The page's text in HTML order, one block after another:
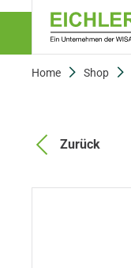
Home Shop
Zurück